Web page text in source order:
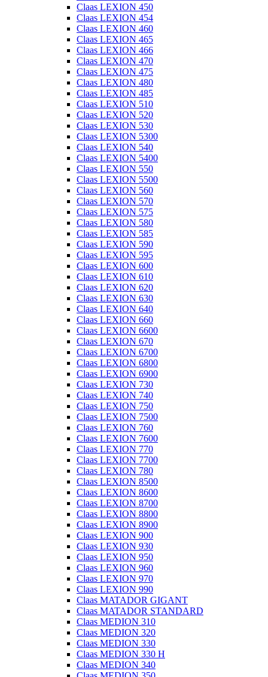
Claas LEXION 450
Claas LEXION 454
Claas LEXION 460
Claas LEXION 465
Claas LEXION 466
Claas LEXION 470
Claas LEXION 475
Claas LEXION 480
Claas LEXION 485
Claas LEXION 510
Claas LEXION 520
Claas LEXION 530
Claas LEXION 5300
Claas LEXION 540
Claas LEXION 5400
Claas LEXION 550
Claas LEXION 5500
Claas LEXION 560
Claas LEXION 570
Claas LEXION 575
Claas LEXION 580
Claas LEXION 585
Claas LEXION 590
Claas LEXION 595
Claas LEXION 600
Claas LEXION 610
Claas LEXION 620
Claas LEXION 630
Claas LEXION 640
Claas LEXION 660
Claas LEXION 6600
Claas LEXION 670
Claas LEXION 6700
Claas LEXION 6800
Claas LEXION 6900
Claas LEXION 730
Claas LEXION 740
Claas LEXION 750
Claas LEXION 7500
Claas LEXION 760
Claas LEXION 7600
Claas LEXION 770
Claas LEXION 7700
Claas LEXION 780
Claas LEXION 8500
Claas LEXION 8600
Claas LEXION 8700
Claas LEXION 8800
Claas LEXION 8900
Claas LEXION 900
Claas LEXION 930
Claas LEXION 950
Claas LEXION 960
Claas LEXION 970
Claas LEXION 990
Claas MATADOR GIGANT
Claas MATADOR STANDARD
Claas MEDION 310
Claas MEDION 320
Claas MEDION 330
Claas MEDION 330 H
Claas MEDION 340